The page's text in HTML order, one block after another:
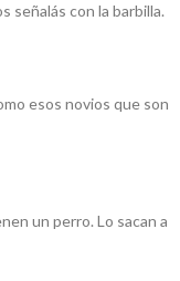
señalás con la barbilla.
esos novios que son
un perro. Lo sacan a